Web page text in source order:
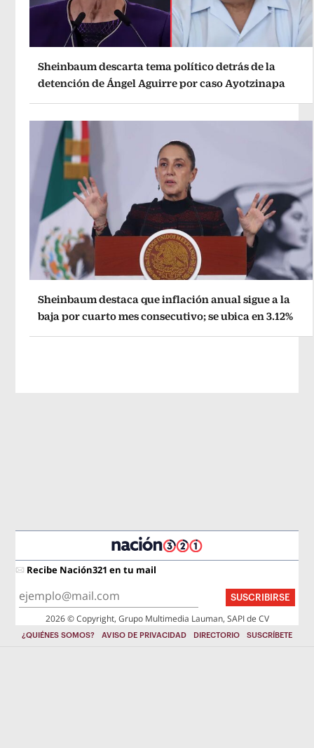
Sheinbaum descarta tema político detrás de la
detención de Ángel Aguirre por caso Ayotzinapa
Sheinbaum destaca que inflación anual sigue a la
baja por cuarto mes consecutivo; se ubica en 3.12%
Recibe Nación321 en tu mail
SUSCRIBIRSE
2026 © Copyright, Grupo Multimedia Lauman, SAPI de CV
¿QUIÉNES SOMOS? AVISO DE PRIVACIDAD DIRECTORIO SUSCRÍBETE